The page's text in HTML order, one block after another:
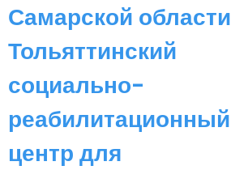
Самарской области
Тольяттинский
социально-
реабилитационный
центр для